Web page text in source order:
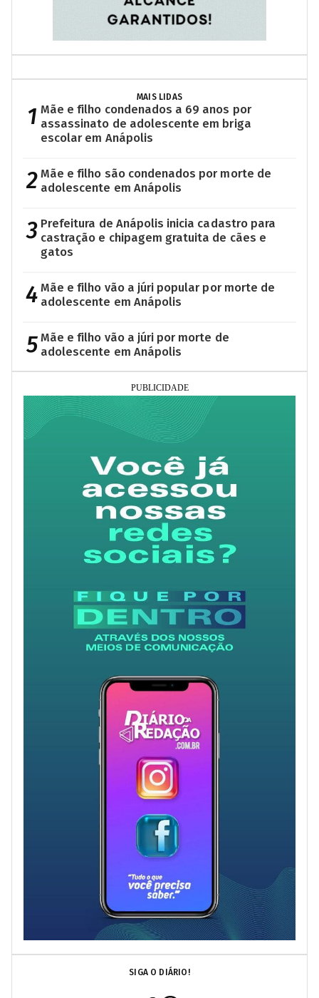
MAIS LIDAS
1 Mãe e filho condenados a 69 anos por
assassinato de adolescente em briga
escolar em Anápolis
2 Mãe e filho são condenados por morte de
adolescente em Anápolis
3 Prefeitura de Anápolis inicia cadastro para
castração e chipagem gratuita de cães e
gatos
4 Mãe e filho vão a júri popular por morte de
adolescente em Anápolis
5 Mãe e filho vão a júri por morte de
adolescente em Anápolis
SIGA O DIÁRIO!